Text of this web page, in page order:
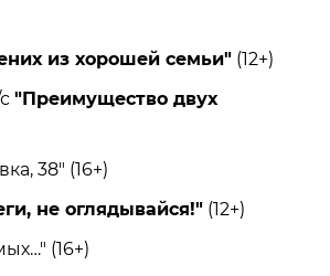
из хорошей семьи" (12+)
"Преимущество двух
38" (16+)
не оглядывайся!" (12+)
(16+)